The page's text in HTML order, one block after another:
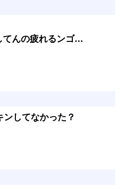
てんの疲れるンゴ…
してなかった？